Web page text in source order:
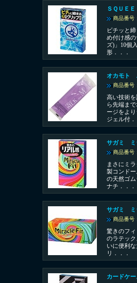
ＳＱＵＥ
商品番号
ビチッと
め付け感
ズ)」10個
形．．．
オカモト
商品番号
高い技術
ら先端ま
ージをよ
ジェル付
サガミ ミ
商品番号
まさにミ
製コンド
の天然ゴ
ナチ．．．
サガミ ミ
商品番号
驚きのフ
のラテッ
いに便利
リ．．．
カードケ